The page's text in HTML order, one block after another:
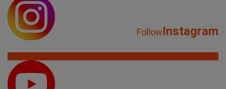
FollowInstagram